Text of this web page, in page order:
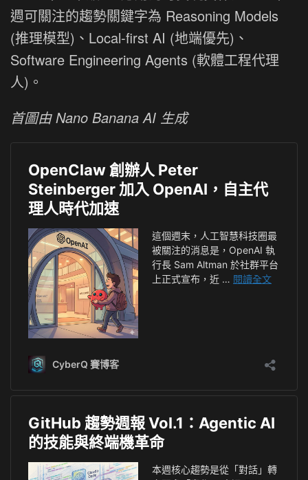
週可關注的趨勢關鍵字為 Reasoning Models
(推理模型)、Local-first AI (地端優先)、
Software Engineering Agents (軟體工程代理
人)。
首圖由 Nano Banana AI 生成